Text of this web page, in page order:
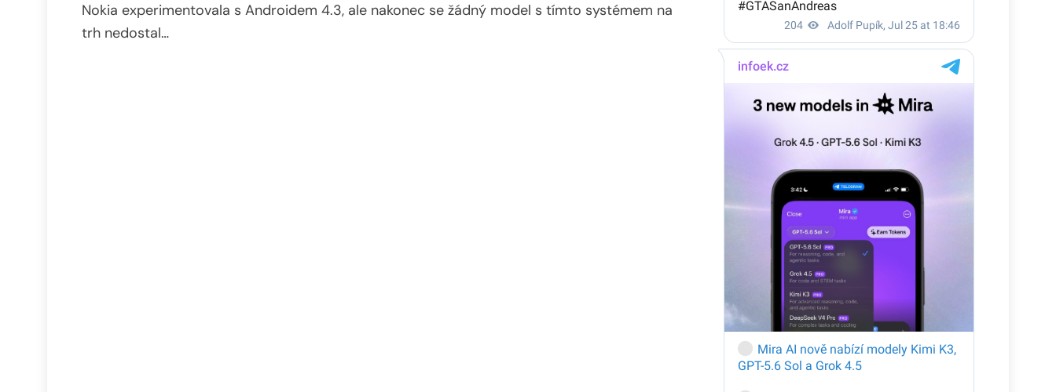
Nokia experimentovala s Androidem 4.3, ale nakonec se žádný model s tímto systémem na
trh nedostal…